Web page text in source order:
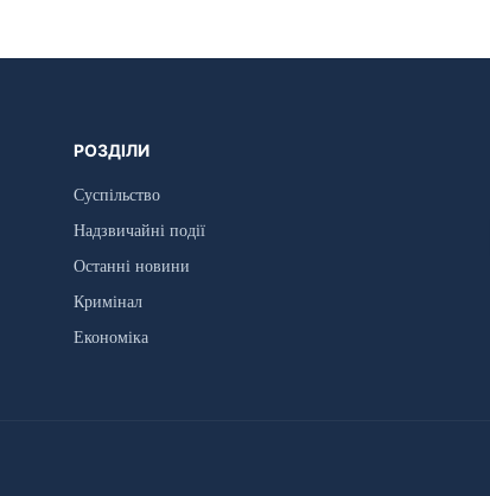
РОЗДІЛИ
Суспільство
Надзвичайні події
Останні новини
Кримінал
Економіка